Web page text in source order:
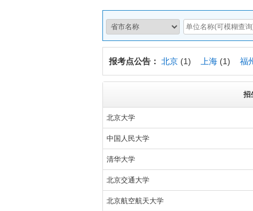
报考点公告： 北京 (1) 上海 (1) 福
招
北京大学
中国人民大学
清华大学
北京交通大学
北京航空航天大学